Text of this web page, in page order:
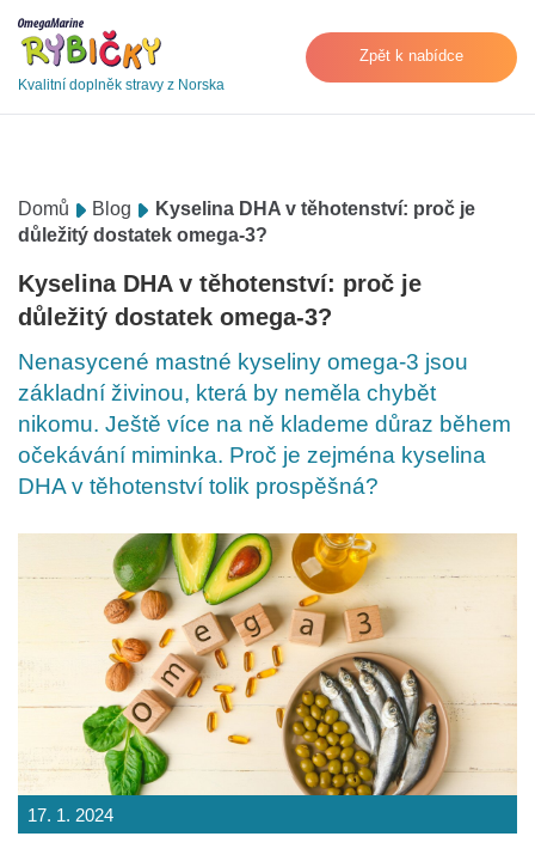
Kvalitní doplněk stravy z Norska
Zpět k nabídce
Domů Blog
Kyselina DHA v těhotenství: proč je
důležitý dostatek omega-3?
Kyselina DHA v těhotenství: proč je
důležitý dostatek omega-3?
Nenasycené mastné kyseliny omega-3 jsou
základní živinou, která by neměla chybět
nikomu. Ještě více na ně klademe důraz během
očekávání miminka. Proč je zejména kyselina
DHA v těhotenství tolik prospěšná?
17. 1. 2024